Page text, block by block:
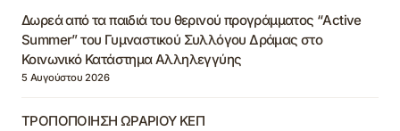
Δωρεά από τα παιδιά του θερινού προγράμματος “Active
Summer” του Γυμναστικού Συλλόγου Δράμας στο
Κοινωνικό Κατάστημα Αλληλεγγύης
5 Αυγούστου 2026
ΤΡΟΠΟΠΟΙΗΣΗ ΩΡΑΡΙΟΥ ΚΕΠ